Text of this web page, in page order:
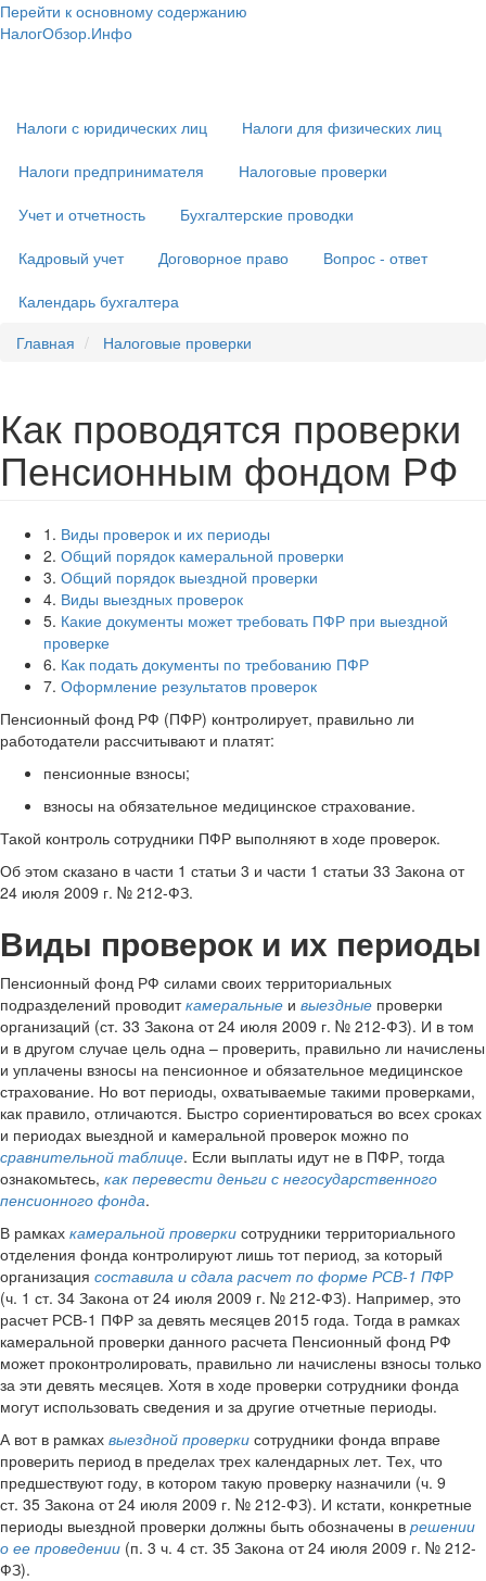
Перейти к основному содержанию
НалогОбзор.Инфо
Налоги с юридических лиц
Налоги для физических лиц
Налоги предпринимателя
Налоговые проверки
Учет и отчетность
Бухгалтерские проводки
Кадровый учет
Договорное право
Вопрос - ответ
Календарь бухгалтера
Главная
Налоговые проверки
Как проводятся проверки
Пенсионным фондом РФ
1. Виды проверок и их периоды
2. Общий порядок камеральной проверки
3. Общий порядок выездной проверки
4. Виды выездных проверок
5. Какие документы может требовать ПФР при выездной
проверке
6. Как подать документы по требованию ПФР
7. Оформление результатов проверок
Пенсионный фонд РФ (ПФР) контролирует, правильно ли
работодатели рассчитывают и платят:
пенсионные взносы;
взносы на обязательное медицинское страхование.
Такой контроль сотрудники ПФР выполняют в ходе проверок.
Об этом сказано в части 1 статьи 3 и части 1 статьи 33 Закона от
24 июля 2009 г. № 212-ФЗ.
Виды проверок и их периоды
Пенсионный фонд РФ силами своих территориальных
подразделений проводиткамеральные и выездные проверки
организаций (ст. 33 Закона от 24 июля 2009 г. № 212-ФЗ). И в том
и в другом случае цель одна – проверить, правильно ли начислены
и уплачены взносы на пенсионное и обязательное медицинское
страхование. Но вот периоды, охватываемые такими проверками,
как правило, отличаются. Быстро сориентироваться во всех сроках
и периодах выездной и камеральной проверок можно по
сравнительной таблице. Если выплаты идут не в ПФР, тогда
ознакомьтесь, как перевести деньги с негосударственного
пенсионного фонда.
В рамках камеральной проверки сотрудники территориального
отделения фонда контролируют лишь тот период, за который
организация составила и сдала расчет по форме РСВ-1 ПФР
(ч. 1 ст. 34 Закона от 24 июля 2009 г. № 212-ФЗ). Например, это
расчет РСВ-1 ПФР за девять месяцев 2015 года. Тогда в рамках
камеральной проверки данного расчета Пенсионный фонд РФ
может проконтролировать, правильно ли начислены взносы только
за эти девять месяцев. Хотя в ходе проверки сотрудники фонда
могут использовать сведения и за другие отчетные периоды.
А вот в рамках выездной проверки сотрудники фонда вправе
проверить период в пределах трех календарных лет. Тех, что
предшествуют году, в котором такую проверку назначили (ч. 9
ст. 35 Закона от 24 июля 2009 г. № 212-ФЗ). И кстати, конкретные
периоды выездной проверки должны быть обозначены в решении
о ее проведении (п. 3 ч. 4 ст. 35 Закона от 24 июля 2009 г. № 212-
ФЗ).